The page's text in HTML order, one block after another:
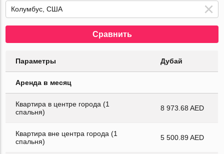
Сравнить
Параметры Дубай
Аренда в месяц
Квартира в центре города (1
спальня)
8 973.68 AED
Квартира вне центра города (1
спальня)
5 500.89 AED